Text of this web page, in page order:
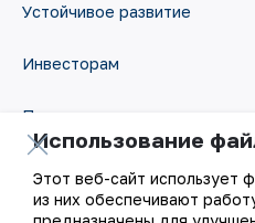
Устойчивое развитие
Инвесторам
Пресс-центр
Использование
Этот веб-сайт использует
из них обеспечивают